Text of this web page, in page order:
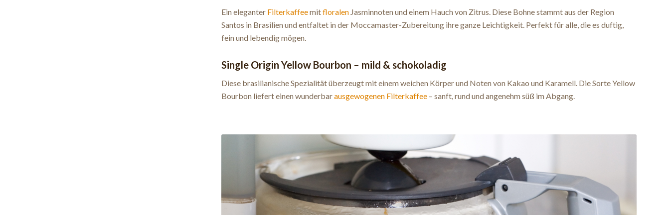
Ein eleganter FilterkaffeemitfloralenJasminnoten und einem Hauch von Zitrus. Diese Bohne stammt aus der Region
Santos in Brasilien und entfaltet in der Moccamaster-Zubereitung ihre ganze Leichtigkeit. Perfekt für alle, die es duftig,
fein und lebendig mögen.
Single Origin Yellow Bourbon – mild & schokoladig
Diese brasilianische Spezialität überzeugt mit einem weichen Körper und Noten von Kakao und Karamell. Die Sorte Yellow
Bourbon liefert einen wunderbarausgewogenen Filterkaffee– sanft, rund und angenehm süß im Abgang.